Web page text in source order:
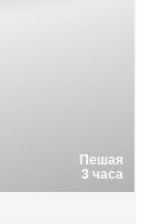
Пешая
3 часа